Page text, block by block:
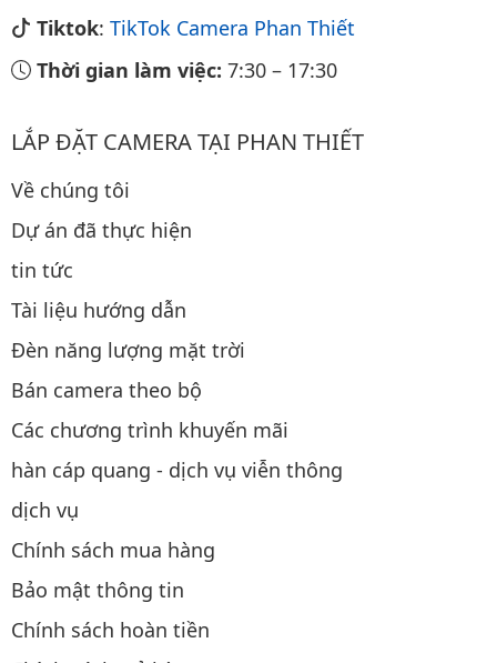
Tiktok: TikTok Camera Phan Thiết
Thời gian làm việc: 7:30 – 17:30
LẮP ĐẶT CAMERA TẠI PHAN THIẾT
Về chúng tôi
Dự án đã thực hiện
tin tức
Tài liệu hướng dẫn
Đèn năng lượng mặt trời
Bán camera theo bộ
Các chương trình khuyến mãi
hàn cáp quang - dịch vụ viễn thông
dịch vụ
Chính sách mua hàng
Bảo mật thông tin
Chính sách hoàn tiền